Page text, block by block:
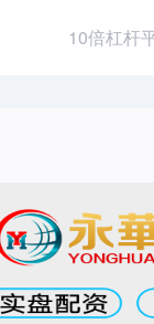
10倍杠杆